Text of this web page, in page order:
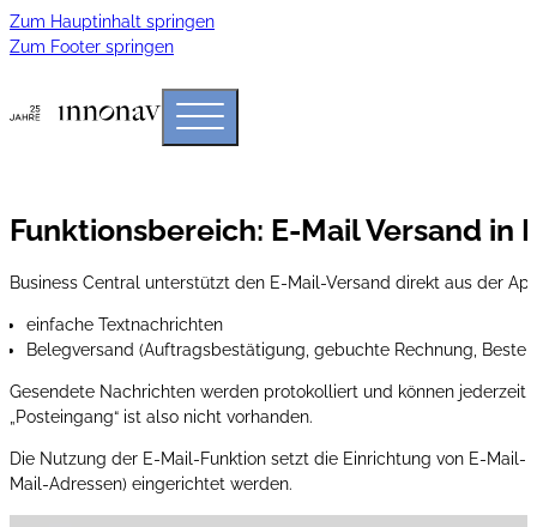
Zum Hauptinhalt springen
Zum Footer springen
Funktionsbereich: E-Mail Versand in
Business Central unterstützt den E-Mail-Versand direkt aus der
einfache Textnachrichten
Belegversand (Auftragsbestätigung, gebuchte Rechnung,
Gesendete Nachrichten werden protokolliert und können
„Posteingang“ ist also nicht vorhanden.
Die Nutzung der E-Mail-Funktion setzt die Einrichtung von E-
Mail-Adressen) eingerichtet werden.